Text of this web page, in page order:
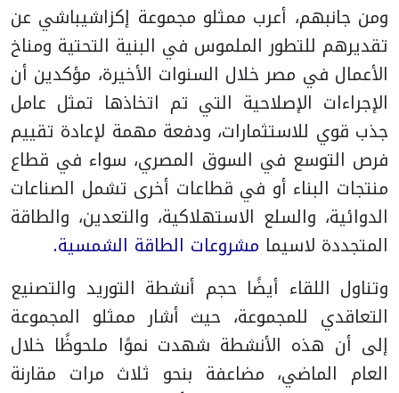
ومن جانبهم، أعرب ممثلو مجموعة إكزاشيباشي عن
تقديرهم للتطور الملموس في البنية التحتية ومناخ
الأعمال في مصر خلال السنوات الأخيرة، مؤكدين أن
الإجراءات الإصلاحية التي تم اتخاذها تمثل عامل
جذب قوي للاستثمارات، ودفعة مهمة لإعادة تقييم
فرص التوسع في السوق المصري، سواء في قطاع
منتجات البناء أو في قطاعات أخرى تشمل الصناعات
الدوائية، والسلع الاستهلاكية، والتعدين، والطاقة
المتجددة لاسيما مشروعات الطاقة الشمسية.
وتناول اللقاء أيضًا حجم أنشطة التوريد والتصنيع
التعاقدي للمجموعة، حيث أشار ممثلو المجموعة
إلى أن هذه الأنشطة شهدت نموًا ملحوظًا خلال
العام الماضي، مضاعفة بنحو ثلاث مرات مقارنة